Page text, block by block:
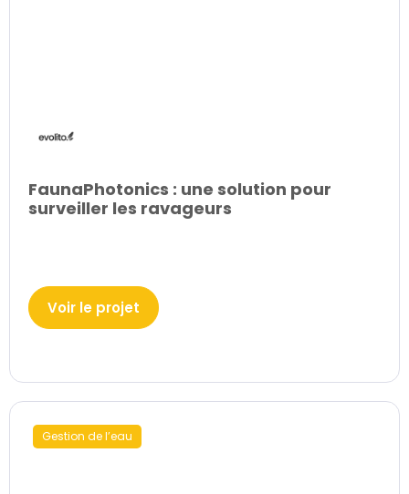
FaunaPhotonics : une solution pour
surveiller les ravageurs
Voir le projet
Gestion de l’eau